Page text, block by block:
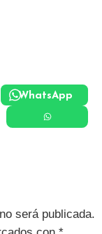
WhatsApp
será publicada.